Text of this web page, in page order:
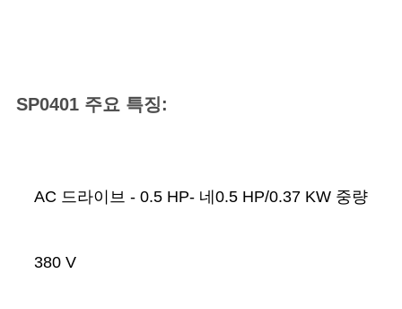
스
SP0401 주요 특징:
AC 드라이브 - 0.5 HP- 네 0.5 HP/0.37 KW 중량
380 V